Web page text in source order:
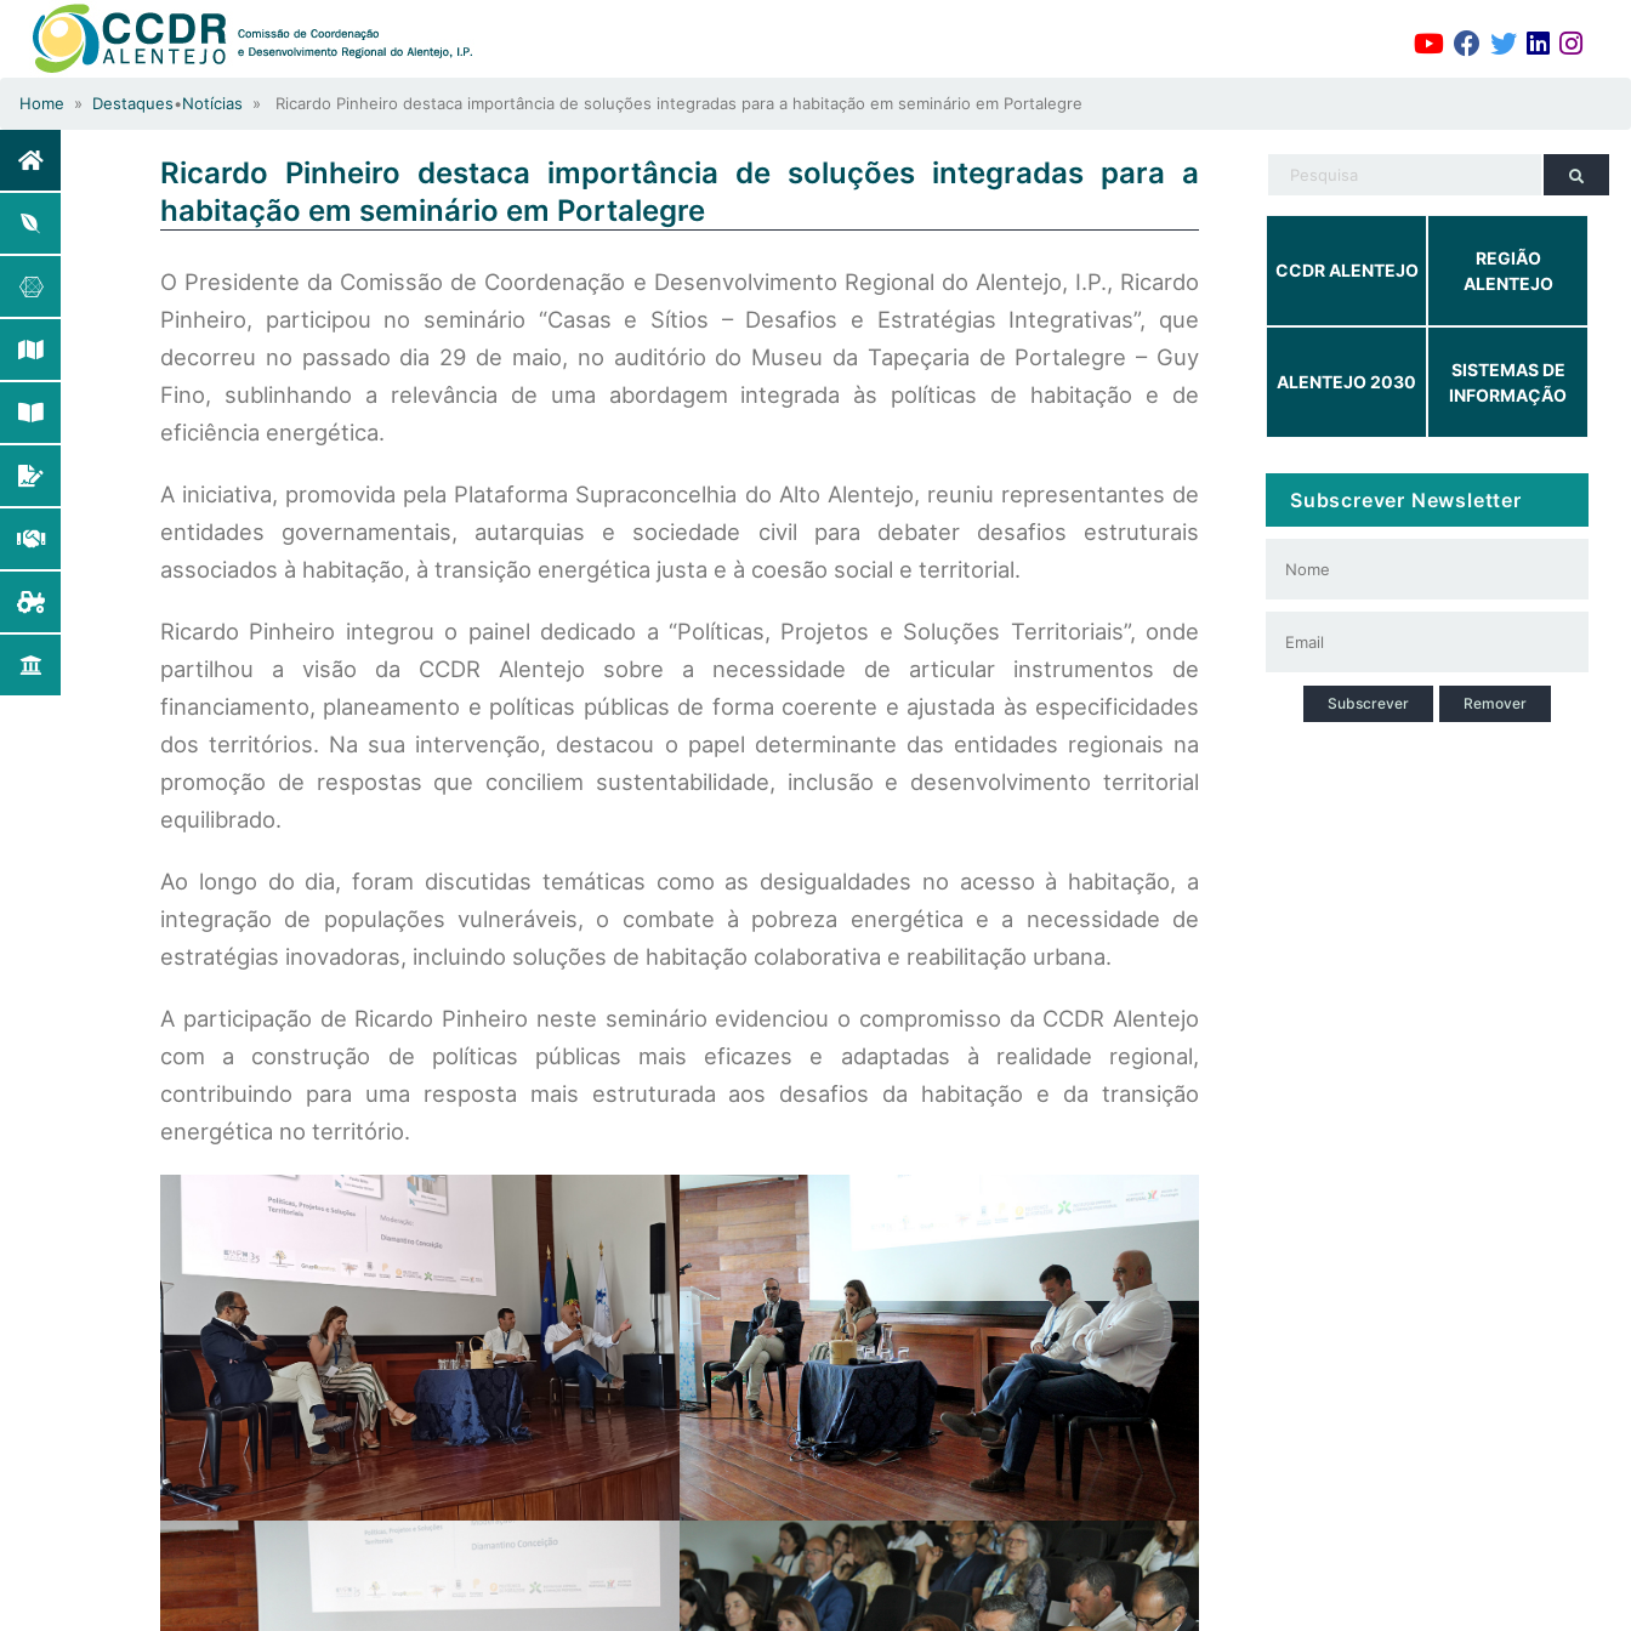
Home » Destaques•Notícias » Ricardo Pinheiro destaca importância de soluções integradas para a habitação em seminário em Portalegre
Ricardo Pinheiro destaca importância de soluções integradas para a
habitação em seminário em Portalegre
O Presidente da Comissão de Coordenação e Desenvolvimento Regional do Alentejo, I.P., Ricardo
Pinheiro, participou no seminário “Casas e Sítios – Desafios e Estratégias Integrativas”, que
decorreu no passado dia 29 de maio, no auditório do Museu da Tapeçaria de Portalegre – Guy
Fino, sublinhando a relevância de uma abordagem integrada às políticas de habitação e de
eficiência energética.
A iniciativa, promovida pela Plataforma Supraconcelhia do Alto Alentejo, reuniu representantes de
entidades governamentais, autarquias e sociedade civil para debater desafios estruturais
associados à habitação, à transição energética justa e à coesão social e territorial.
Ricardo Pinheiro integrou o painel dedicado a “Políticas, Projetos e Soluções Territoriais”, onde
partilhou a visão da CCDR Alentejo sobre a necessidade de articular instrumentos de
financiamento, planeamento e políticas públicas de forma coerente e ajustada às especificidades
dos territórios. Na sua intervenção, destacou o papel determinante das entidades regionais na
promoção de respostas que conciliem sustentabilidade, inclusão e desenvolvimento territorial
equilibrado.
Ao longo do dia, foram discutidas temáticas como as desigualdades no acesso à habitação, a
integração de populações vulneráveis, o combate à pobreza energética e a necessidade de
estratégias inovadoras, incluindo soluções de habitação colaborativa e reabilitação urbana.
A participação de Ricardo Pinheiro neste seminário evidenciou o compromisso da CCDR Alentejo
com a construção de políticas públicas mais eficazes e adaptadas à realidade regional,
contribuindo para uma resposta mais estruturada aos desafios da habitação e da transição
energética no território.
CCDR ALENTEJO
REGIÃO
ALENTEJO
ALENTEJO 2030
SISTEMAS DE
INFORMAÇÃO
Subscrever Newsletter
Subscrever Remover